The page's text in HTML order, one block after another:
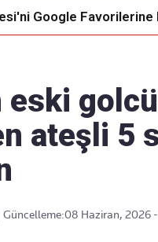
Google Favorilerine
eski
ateşli 5
Güncelleme:08 Haziran, 2026 -